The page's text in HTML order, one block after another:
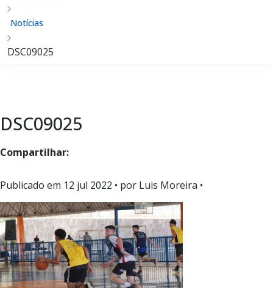
Notícias
DSC09025
DSC09025
Compartilhar:
Publicado em 12 jul 2022 • por Luis Moreira •